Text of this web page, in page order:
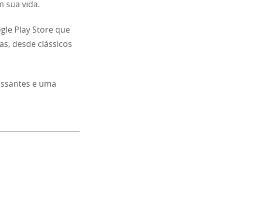
sua vida.
Play Store que
desde clássicos
e uma